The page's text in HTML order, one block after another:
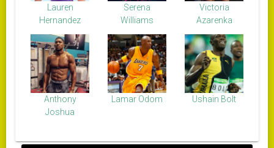
Lauren
Hernandez
Serena
Williams
Victoria
Azarenka
Anthony
Joshua
Lamar Odom Ushain Bolt